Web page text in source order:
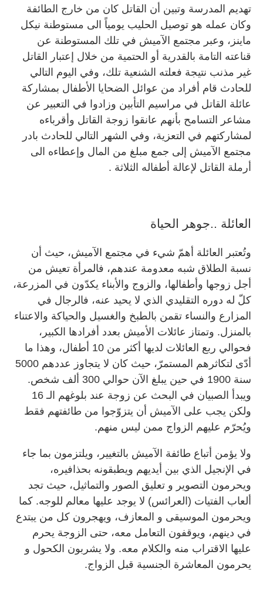
تهديم المدرسة وتبين أن القاتل كان من خارج الطائفة
وكان عمله هو توصيل الحليب يومياً الى مستوطنة نيكل
ماينز، وعبر مجتمع الآميش في تلك المستوطنة عن
قناعته التامة بالقدرية أو الحتمية من خلال إعتبار القاتل
غير مذنب نتيجة فعلته الشنعية تلك، وفي اليوم التالي
للحادث قام أفراد من عوائل الضحايا الأطفال بمشاركة
عائلة القاتل في مراسيم التأبين وزادوا في التعبير عن
مشاعر التسامح بأنهم عانقوا زوجة القاتل وأقرباءه
لمشاركتهم في التعزية، وفي الشهر التالي للحادث بادر
مجتمع الآميش إلى جمع مبلغ من المال وإعطاءه الى
أرملة القاتل لإعالة أطفاله الثلاثة .
العائلة ..جوهر الحياة
وتُعتبر العائلة أهمّ شيء في مجتمع الآميش، حيث أن
نسبة الطلاق شبه معدومة عندهم، فالمرأة تعيش من
أجل زوجها وأطفالها، والزوج والأبناء يكدّون في المزرعة،
كلّ له دوره التقليدي الذي لا يحيد عنه، فالرجال في
المزارع والنساء تقمن بالطبخ والغسيل والحياكة والاعتناء
بالمنزل. وتمتاز عائلات الأميش بعدد أفرادها الكبير،
فحوالي ربع العائلات لديها أكثر من 10 أطفال، وهذا ما
أدّى لتكاثرهم المستمرّ، حيث كان لا يتجاوز عددهم 5000
سنة 1900 في حين يبلغ الآن حوالي 300 ألف شخص.
ويبدأ الصبيان في البحث عن زوجة عند بلوغهم الـ 16
ولكن يجب على الآميش أن يتزوّجوا من طائفتهم فقط
ويُحرّم عليهم الزواج ممن ليس منهم.
ولا يؤمن أتباع طائفة الآميش بالتغيير، ويلتزمون بما جاء
في الإنجيل الذي بين أيديهم ويطبقونه بحذافيره،
ويحرمون التصوير و تعليق الصور والتماثيل، حيث تجد
ألعاب الفتيات (العرائس) لا يوجد عليها معالم للوجه. كما
ويحرمون الموسيقى و المعازف، ويهجرون كل من يبتدع
في دينهم، ويوقفون التعامل معه، حتى الزوجة يحرم
عليها الاقتراب منه والكلام معه. ولا يشربون الكحول و
يحرمون المعاشرة الجنسية قبل الزواج.